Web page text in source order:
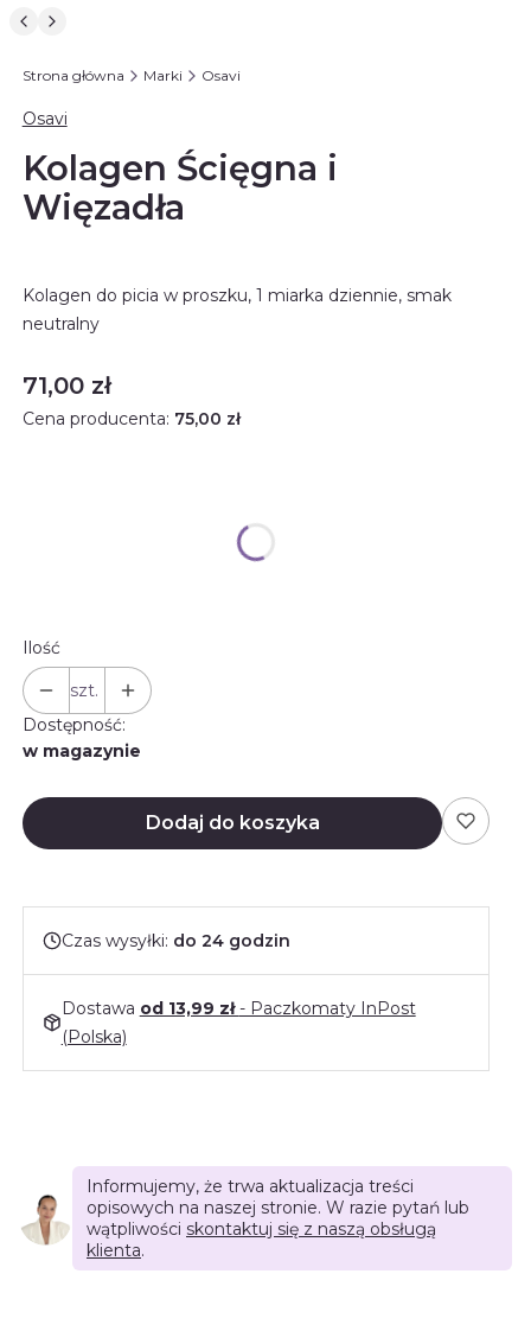
Strona główna Marki Osavi
Osavi
Kolagen Ścięgna i
Więzadła
Kolagen do picia w proszku, 1 miarka dziennie, smak
neutralny
Cena
71,00 zł
Cena producenta: 75,00 zł
Ilość
szt.
Dostępność:
w magazynie
Dodaj do koszyka
Czas wysyłki: do 24 godzin
Dostawa od 13,99 zł- Paczkomaty InPost
(Polska)
Informujemy, że trwa aktualizacja treści
opisowych na naszej stronie. W razie pytań lub
wątpliwości skontaktuj się z naszą obsługą
klienta.